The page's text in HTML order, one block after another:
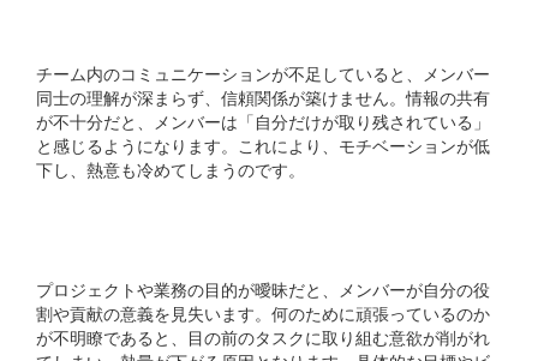
チーム内のコミュニケーションが不足していると、メンバー
同士の理解が深まらず、信頼関係が築けません。情報の共有
が不十分だと、メンバーは「自分だけが取り残されている」
と感じるようになります。これにより、モチベーションが低
下し、熱意も冷めてしまうのです。
プロジェクトや業務の目的が曖昧だと、メンバーが自分の役
割や貢献の意義を見失います。何のために頑張っているのか
が不明瞭であると、目の前のタスクに取り組む意欲が削がれ